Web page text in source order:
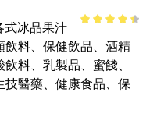
of 5
式冰品果汁
飲料、保健飲品、酒精
料、乳製品、蜜餞、
醫藥、健康食品、保